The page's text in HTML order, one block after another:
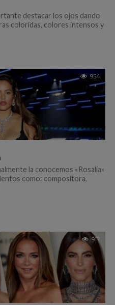
destacar los ojos dando
coloridas, colores intensos y
954
la conocemos «Rosalía»
como: compositora,
917